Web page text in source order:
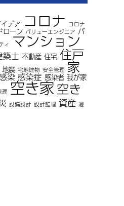
デア コロナ コロナ
ローン バリューエンジニア バ
ィ マンション
築士 不動産 住宅 住戸
地震 宅地建物 安全管理 家
染 感染症 感染者 我が家
理 空き家空き
設備設計 設計監理 資産 還